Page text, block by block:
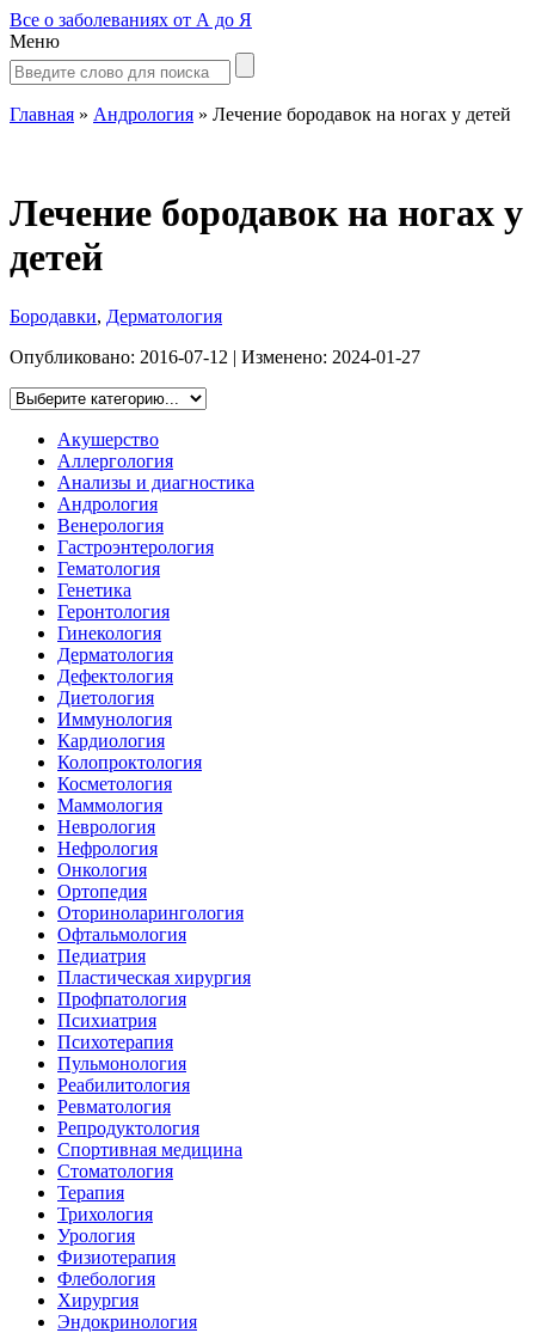
Все о заболеваниях от А до Я
Меню
Главная » Андрология » Лечение бородавок на ногах у детей
Лечение бородавок на ногах у
детей
Бородавки, Дерматология
Опубликовано: 2016-07-12 | Изменено: 2024-01-27
Акушерство
Аллергология
Анализы и диагностика
Андрология
Венерология
Гастроэнтерология
Гематология
Генетика
Геронтология
Гинекология
Дерматология
Дефектология
Диетология
Иммунология
Кардиология
Колопроктология
Косметология
Маммология
Неврология
Нефрология
Онкология
Ортопедия
Оториноларингология
Офтальмология
Педиатрия
Пластическая хирургия
Профпатология
Психиатрия
Психотерапия
Пульмонология
Реабилитология
Ревматология
Репродуктология
Спортивная медицина
Стоматология
Терапия
Трихология
Урология
Физиотерапия
Флебология
Хирургия
Эндокринология